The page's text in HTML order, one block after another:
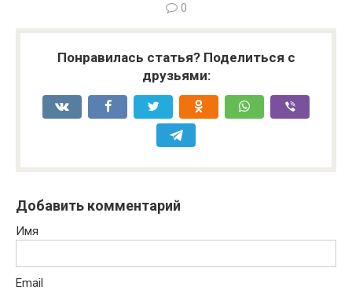
0
Понравилась статья? Поделиться с
друзьями:
Добавить комментарий
Имя
Email